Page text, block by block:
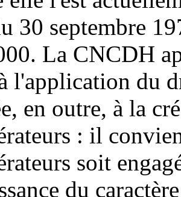
30 septembre
La CNCDH
l'application du
en outre, à la
: il
soit
du